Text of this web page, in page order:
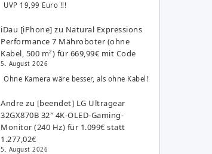
UVP 19,99 Euro !!!
iDau [iPhone] zu Natural Expressions
Performance 7 Mähroboter (ohne
Kabel, 500 m²) für 669,99€ mit Code
5. August 2026
Ohne Kamera wäre besser, als ohne Kabel!
Andre zu [beendet] LG Ultragear
32GX870B 32″ 4K-OLED-Gaming-
Monitor (240 Hz) für 1.099€ statt
1.277,02€
5. August 2026